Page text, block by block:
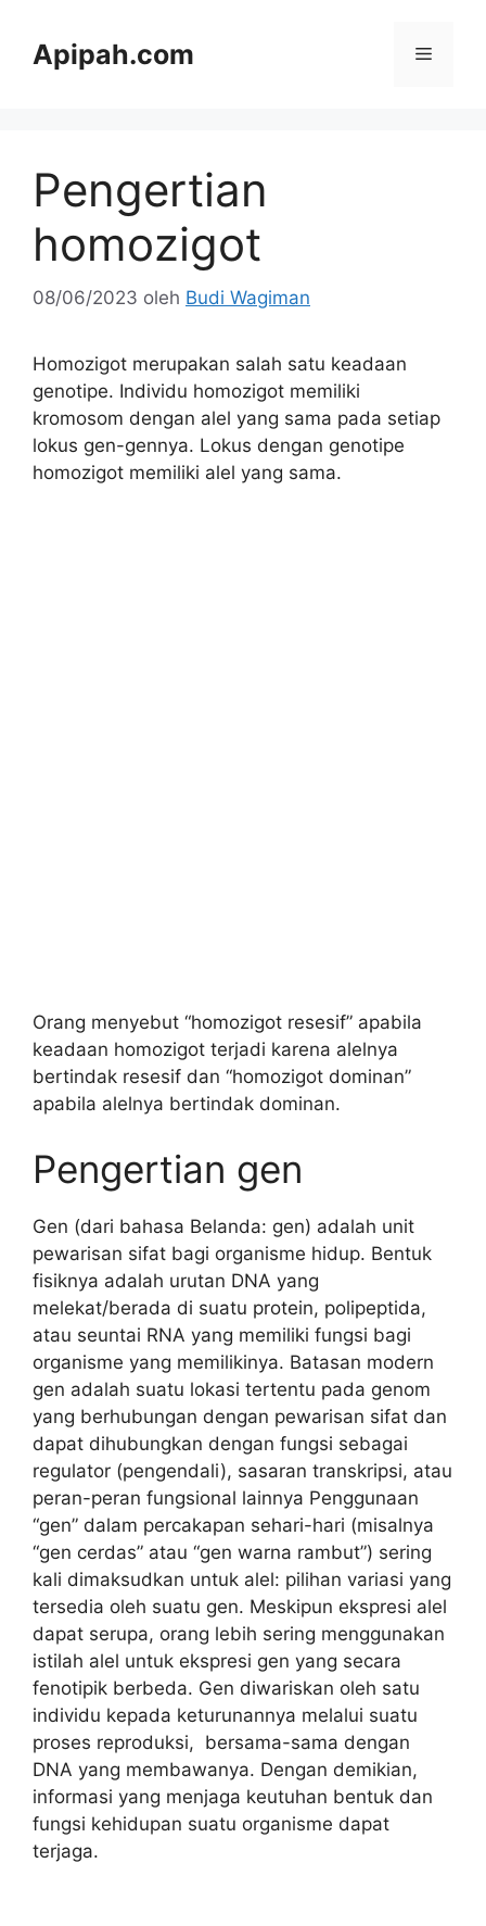
Apipah.com Menu
Pengertian
homozigot
08/06/2023 oleh Budi Wagiman
Homozigot merupakan salah satu keadaan
genotipe. Individu homozigot memiliki
kromosom dengan alel yang sama pada setiap
lokus gen-gennya. Lokus dengan genotipe
homozigot memiliki alel yang sama.
Orang menyebut “homozigot resesif” apabila
keadaan homozigot terjadi karena alelnya
bertindak resesif dan “homozigot dominan”
apabila alelnya bertindak dominan.
Pengertian gen
Gen (dari bahasa Belanda: gen) adalah unit
pewarisan sifat bagi organisme hidup. Bentuk
fisiknya adalah urutan DNA yang
melekat/berada di suatu protein, polipeptida,
atau seuntai RNA yang memiliki fungsi bagi
organisme yang memilikinya. Batasan modern
gen adalah suatu lokasi tertentu pada genom
yang berhubungan dengan pewarisan sifat dan
dapat dihubungkan dengan fungsi sebagai
regulator (pengendali), sasaran transkripsi, atau
peran-peran fungsional lainnya Penggunaan
“gen” dalam percakapan sehari-hari (misalnya
“gen cerdas” atau “gen warna rambut”) sering
kali dimaksudkan untuk alel: pilihan variasi yang
tersedia oleh suatu gen. Meskipun ekspresi alel
dapat serupa, orang lebih sering menggunakan
istilah alel untuk ekspresi gen yang secara
fenotipik berbeda. Gen diwariskan oleh satu
individu kepada keturunannya melalui suatu
proses reproduksi, bersama-sama dengan
DNA yang membawanya. Dengan demikian,
informasi yang menjaga keutuhan bentuk dan
fungsi kehidupan suatu organisme dapat
terjaga.